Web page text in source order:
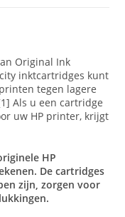
Original Ink
inktcartridges kunt
tegen lagere
Als u een cartridge
uw HP printer, krijgt
HP
De cartridges
zijn, zorgen voor